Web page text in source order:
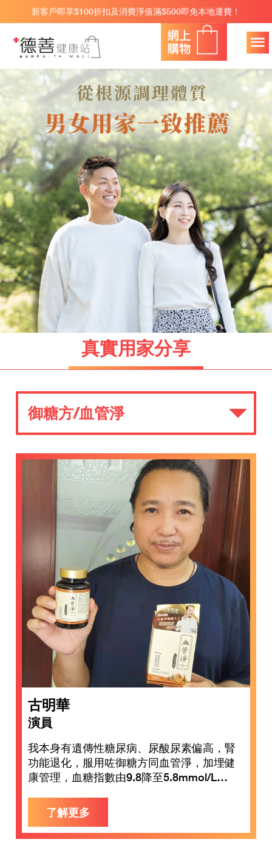
新客戶即享$100折扣及消費淨值滿$500即免本地運費！
真實用家分享
古明華
演員
我本身有遺傳性糖尿病、尿酸尿素偏高，腎
功能退化，服用咗御糖方同血管淨，加埋健
康管理，血糖指數由9.8降至5.8mmol/L…
了解更多